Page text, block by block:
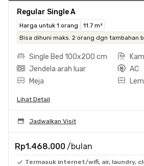
Regular Single A
Harga untuk 1 orang
11.7 m²
Bisa dihuni maks. 2 orang dgn tambahan
Single Bed 100x200 cm
Jendela arah luar
AC
Meja
Lihat Detail
Jadwalkan Visit
Rp1.468.000 /bulan
Termasuk internet/wifi, air, laundry,